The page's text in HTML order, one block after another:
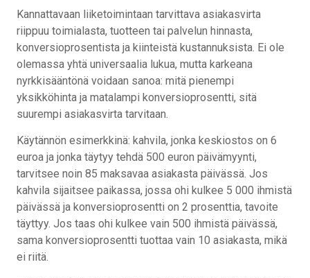
Kannattavaan liiketoimintaan tarvittava asiakasvirta
riippuu toimialasta, tuotteen tai palvelun hinnasta,
konversioprosentista ja kiinteistä kustannuksista. Ei ole
olemassa yhtä universaalia lukua, mutta karkeana
nyrkkisääntönä voidaan sanoa: mitä pienempi
yksikköhinta ja matalampi konversioprosentti, sitä
suurempi asiakasvirta tarvitaan.
Käytännön esimerkkinä: kahvila, jonka keskiostos on 6
euroa ja jonka täytyy tehdä 500 euron päivämyynti,
tarvitsee noin 85 maksavaa asiakasta päivässä. Jos
kahvila sijaitsee paikassa, jossa ohi kulkee 5 000 ihmistä
päivässä ja konversioprosentti on 2 prosenttia, tavoite
täyttyy. Jos taas ohi kulkee vain 500 ihmistä päivässä,
sama konversioprosentti tuottaa vain 10 asiakasta, mikä
ei riitä.